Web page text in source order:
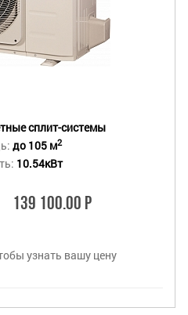
сплит-системы
до 105 м2
10.54кВт
139 100.00 Р
узнать вашу цену